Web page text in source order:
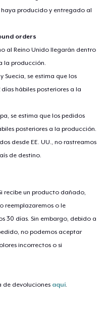
haya producido y entregado al
orders
al Reino Unido llegarán dentro
la producción.
Suecia, se estima que los
hábiles posteriores a la
se estima que los pedidos
posteriores a la producción.
desde EE. UU., no rastreamos
de destino.
recibe un producto dañado,
reemplazaremos o le
30 días. Sin embargo, debido a
no podemos aceptar
incorrectos o si
de devoluciones aquí.